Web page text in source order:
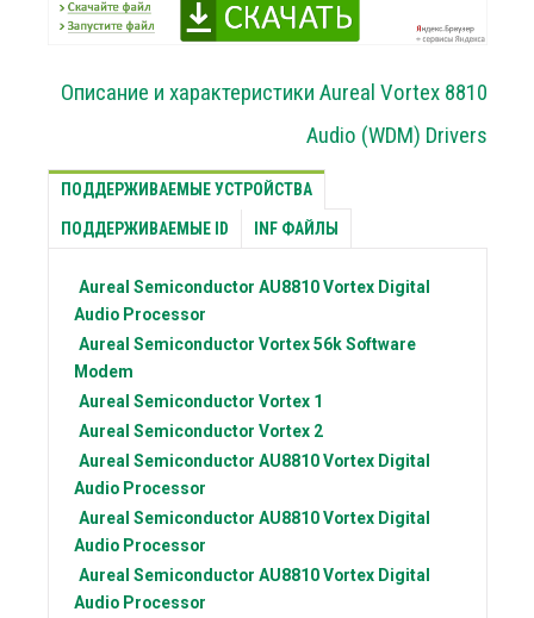
Описание и характеристики Aureal Vortex 8810
Audio (WDM) Drivers
ПОДДЕРЖИВАЕМЫЕ УСТРОЙСТВА
ПОДДЕРЖИВАЕМЫЕ ID INF ФАЙЛЫ
Aureal Semiconductor AU8810 Vortex Digital
Audio Processor
Aureal Semiconductor Vortex 56k Software
Modem
Aureal Semiconductor Vortex 1
Aureal Semiconductor Vortex 2
Aureal Semiconductor AU8810 Vortex Digital
Audio Processor
Aureal Semiconductor AU8810 Vortex Digital
Audio Processor
Aureal Semiconductor AU8810 Vortex Digital
Audio Processor